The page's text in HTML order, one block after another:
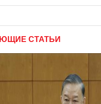
СТАТЬИ